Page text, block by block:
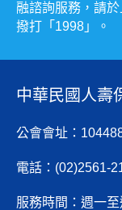
融諮詢服務，請
撥打「1998」。
中華民國人壽
公會會址：
電話：
服務時間：週一